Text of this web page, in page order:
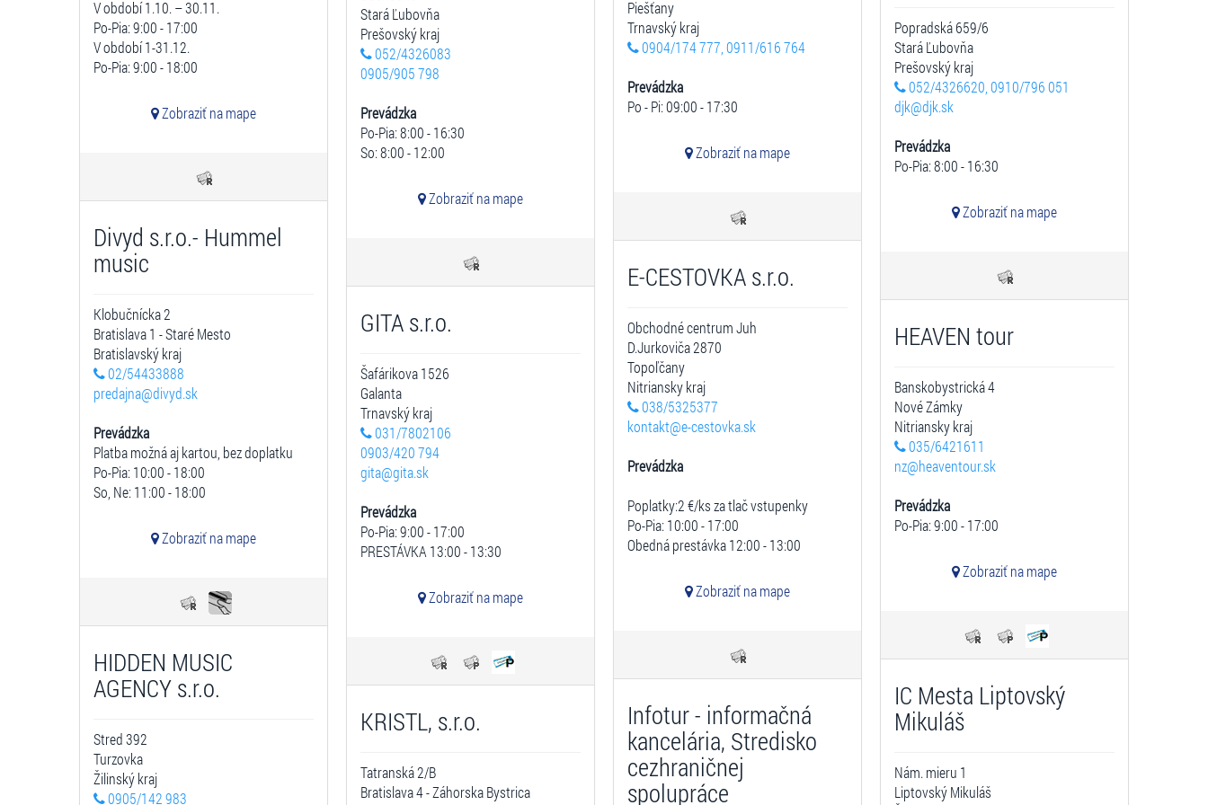
V období 1.10. – 30.11.
Po-Pia: 9:00 - 17:00
V období 1-31.12.
Po-Pia: 9:00 - 18:00
Zobraziť na mape
Piešťany
Trnavský kraj
0904/174 777, 0911/616 764
Prevádzka
Po - Pi: 09:00 - 17:30
Zobraziť na mape
Stará Ľubovňa
Prešovský kraj
052/4326083
0905/905 798
Prevádzka
Po-Pia: 8:00 - 16:30
So: 8:00 - 12:00
Zobraziť na mape
Popradská 659/6
Stará Ľubovňa
Prešovský kraj
052/4326620, 0910/796 051
djk@djk.sk
Prevádzka
Po-Pia: 8:00 - 16:30
Zobraziť na mape
Divyd s.r.o.- Hummel
music
Klobučnícka 2
Bratislava 1 - Staré Mesto
Bratislavský kraj
02/54433888
predajna@divyd.sk
Prevádzka
Platba možná aj kartou, bez doplatku
Po-Pia: 10:00 - 18:00
So, Ne: 11:00 - 18:00
Zobraziť na mape
E-CESTOVKA s.r.o.
Obchodné centrum Juh
D.Jurkoviča 2870
Topoľčany
Nitriansky kraj
038/5325377
kontakt@e-cestovka.sk
Prevádzka
Poplatky:2 €/ks za tlač vstupenky
Po-Pia: 10:00 - 17:00
Obedná prestávka 12:00 - 13:00
Zobraziť na mape
GITA s.r.o.
Šafárikova 1526
Galanta
Trnavský kraj
031/7802106
0903/420 794
gita@gita.sk
Prevádzka
Po-Pia: 9:00 - 17:00
PRESTÁVKA 13:00 - 13:30
Zobraziť na mape
HEAVEN tour
Banskobystrická 4
Nové Zámky
Nitriansky kraj
035/6421611
nz@heaventour.sk
Prevádzka
Po-Pia: 9:00 - 17:00
Zobraziť na mape
HIDDEN MUSIC
AGENCY s.r.o.
Stred 392
Turzovka
Žilinský kraj
0905/142 983
IC Mesta Liptovský
Mikuláš
Nám. mieru 1
Liptovský Mikuláš
Infotur - informačná
kancelária, Stredisko
cezhraničnej
spolupráce
KRISTL, s.r.o.
Tatranská 2/B
Bratislava 4 - Záhorska Bystrica